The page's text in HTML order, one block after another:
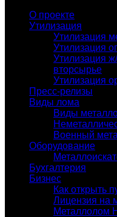
О проекте
Утилизация
Утилизация
Утилизация
Утилизация
вторсырье
Утилизация
Пресс-релизы
Виды лома
Виды
Военный
Оборудование
Бухгалтерия
Бизнес
Как открыть
Лицензия на
Металлолом